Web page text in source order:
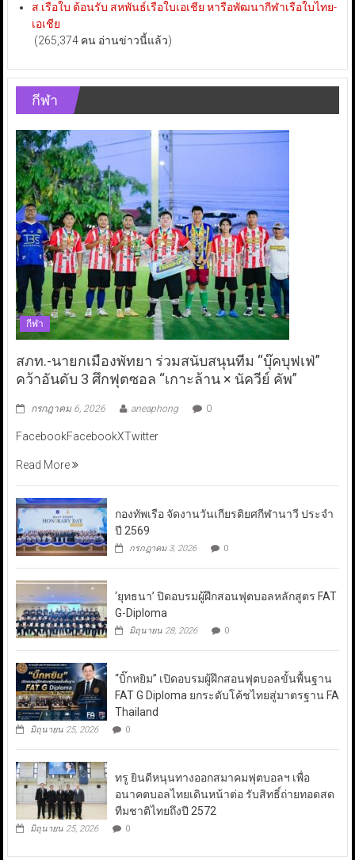
ส.เรือใบ ต้อนรับ สหพันธ์เรือใบเอเชีย หารือพัฒนากีฬาเรือใบไทย-
เอเชีย
(265,374 คน อ่านข่าวนี้แล้ว)
กีฬา
กีฬา
สภท.-นายกเมืองพัทยา ร่วมสนับสนุนทีม “บุ๊คบุฟเฟ่”
คว้าอันดับ 3 ศึกฟุตซอล “เกาะล้าน × นัควีย์ คัพ”
กรกฎาคม 6, 2026 aneaphong 0
FacebookFacebookXTwitter
Read More
กองทัพเรือ จัดงานวันเกียรติยศกีฬานาวี ประจำ
ปี 2569
กรกฎาคม 3, 2026 0
‘ยุทธนา’ ปิดอบรมผู้ฝึกสอนฟุตบอลหลักสูตร FAT
G-Diploma
มิถุนายน 28, 2026 0
“บิ๊กหยิม” เปิดอบรมผู้ฝึกสอนฟุตบอลขั้นพื้นฐาน
FAT G Diploma ยกระดับโค้ชไทยสู่มาตรฐาน FA
Thailand
มิถุนายน 25, 2026 0
ทรู ยินดีหนุนทางออกสมาคมฟุตบอลฯ เพื่อ
อนาคตบอลไทยเดินหน้าต่อ รับสิทธิ์ถ่ายทอดสด
ทีมชาติไทยถึงปี 2572
มิถุนายน 25, 2026 0